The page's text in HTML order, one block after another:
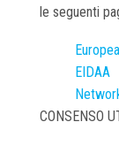
le seguenti
EIDAA
CONSENSO